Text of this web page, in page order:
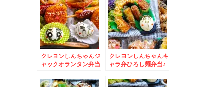
クレヨンしんちゃんジ
ャックオランタン弁当
せ♪
クレヨンしんちゃんキ
ャラ弁ひろし麺弁当♪
ルモン♪